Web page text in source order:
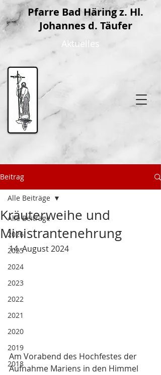
Pfarre Bad Häring z. Hl.
Johannes d. Täufer
Aktuelles
Beitrag
Alle Beiträge
2026
2025
2024
2023
2022
2021
2020
2019
2018
Alle Beiträge
Kräuterweihe und
Ministrantenehrung
14. August 2024
Am Vorabend des Hochfestes der
Aufnahme Mariens in den Himmel